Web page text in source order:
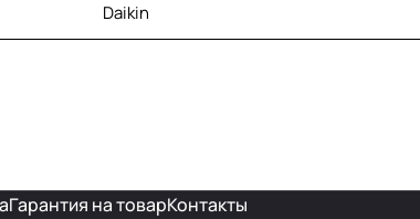
Daikin
Гарантия на товарКонтакты